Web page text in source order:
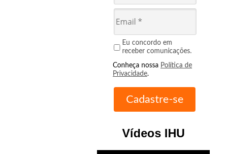
Eu concordo em
receber comunicações.
Conheça nossa Política de
Privacidade.
Vídeos IHU